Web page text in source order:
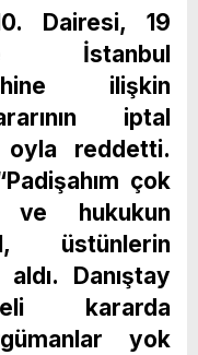
Dairesi, 19
İstanbul
ilişkin
iptal
reddetti.
çok
hukukun
üstünlerin
Danıştay
kararda
yok